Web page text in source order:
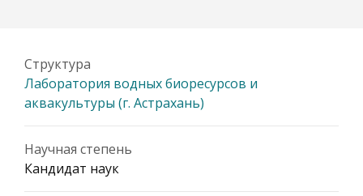
Структура
Лаборатория водных биоресурсов и
аквакультуры (г. Астрахань)
Научная степень
Кандидат наук